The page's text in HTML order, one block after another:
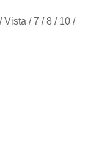
/ 7 / 8 / 10 /